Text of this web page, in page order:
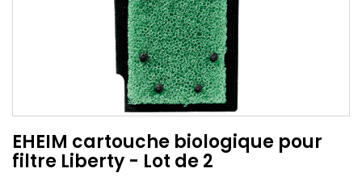
EHEIM cartouche biologique pour
filtre Liberty - Lot de 2